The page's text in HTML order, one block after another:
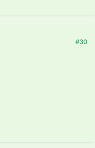
#30